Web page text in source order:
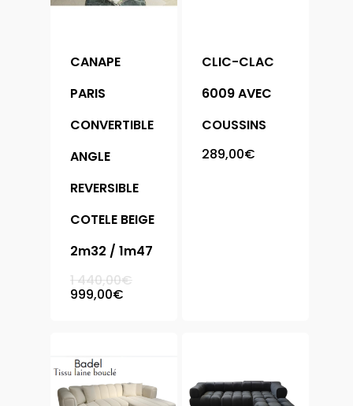
CANAPE
PARIS
CONVERTIBLE
ANGLE
REVERSIBLE
COTELE BEIGE
2m32 / 1m47
1 440,00€Le
999,00€
CLIC-CLAC
6009 AVEC
COUSSINS
289,00€
Accueil